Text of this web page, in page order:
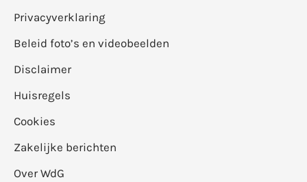
Privacyverklaring
Beleid foto’s en videobeelden
Disclaimer
Huisregels
Cookies
Zakelijke berichten
Over WdG